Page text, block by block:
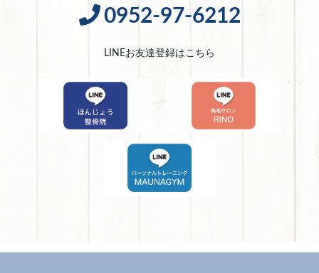
0952-97-6212
LINEお友達登録はこちら